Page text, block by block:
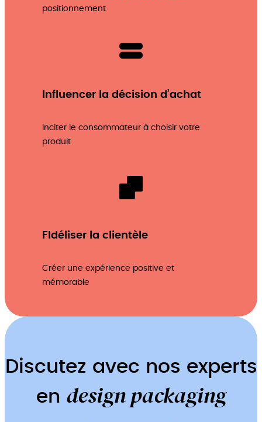
positionnement
Influencer la décision d’achat
Inciter le consommateur à choisir votre
produit
FIdéliser la clientèle
Créer une expérience positive et
mémorable
Discutez avec nos experts
en design packaging